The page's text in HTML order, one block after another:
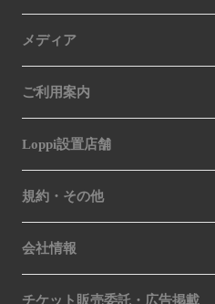
メディア
ご利用案内
Loppi設置店舗
規約・その他
会社情報
チケット販売委託・広告掲載